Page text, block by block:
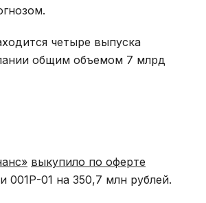
четыре выпуска
общим объемом 7 млрд
выкупило по оферте
001Р-01 на 350,7 млн рублей.